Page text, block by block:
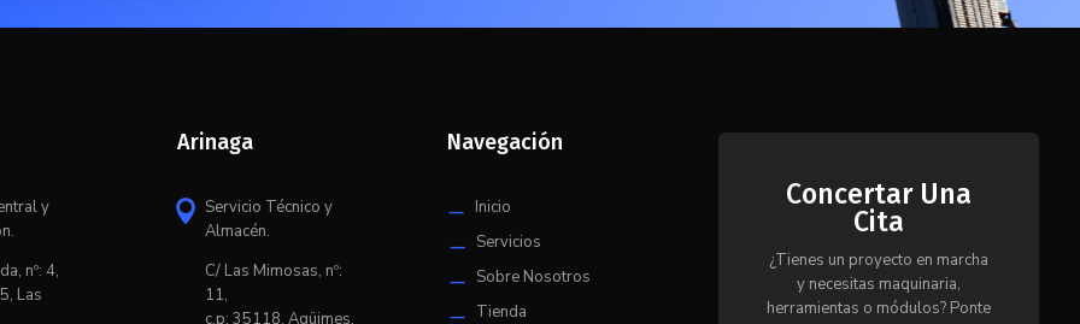
y
nº: 4,
Las
Arinaga
 Servicio Técnico y
Almacén.
C/ Las Mimosas, nº:
11,
c.p: 35118, Agüimes,
Navegación
K Inicio
K Servicios
K Sobre Nosotros
K Tienda
Concertar Una
Cita
¿Tienes un proyecto en marcha
y necesitas maquinaria,
herramientas o módulos? Ponte